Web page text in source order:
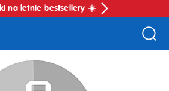
na letnie bestsellery ☀️